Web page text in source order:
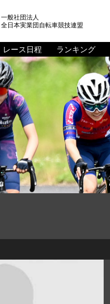
一般社団法人
全日本実業団自転車競技連盟
レース日程 ランキング